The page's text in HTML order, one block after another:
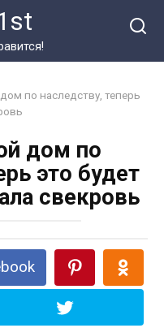
по наследству, теперь
дом по
это будет
свекровь